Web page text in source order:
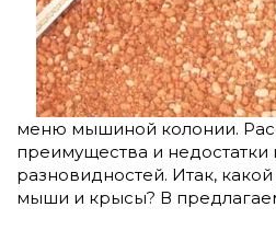
меню мышиной колонии.
преимущества и недостатки
разновидностей. Итак,
мыши и крысы? В